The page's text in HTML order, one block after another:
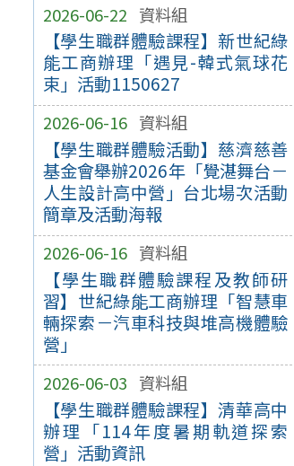
2026-06-22 資料組
【學生職群體驗課程】新世紀綠
能工商辦理「遇見-韓式氣球花
束」活動1150627
2026-06-16 資料組
【學生職群體驗活動】慈濟慈善
基金會舉辦2026年「覺湛舞台－
人生設計高中營」台北場次活動
簡章及活動海報
2026-06-16 資料組
【學生職群體驗課程及教師研
習】世紀綠能工商辦理「智慧車
輛探索－汽車科技與堆高機體驗
營」
2026-06-03 資料組
【學生職群體驗課程】清華高中
辦理「114年度暑期軌道探索
營」活動資訊